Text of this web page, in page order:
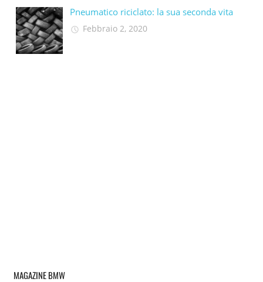
Pneumatico riciclato: la sua seconda vita​
Febbraio 2, 2020
MAGAZINE BMW